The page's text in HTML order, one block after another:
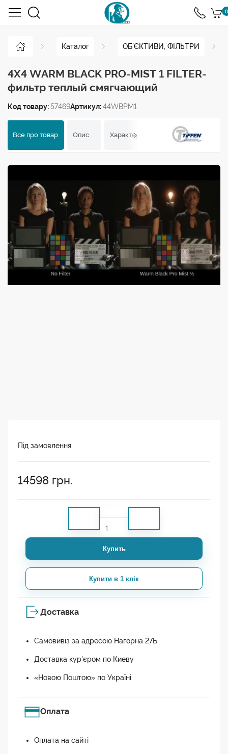
0
Каталог ОБ`ЄКТИВИ, ФІЛЬТРИ
4X4 WARM BLACK PRO-MIST 1 FILTER-
фильтр теплый смягчающий
Код товару: 57469Артикул:44WBPM1
Все про товар Опис Характеристики Відгуки
Під замовлення
14598 грн.
Купить
Купити в 1 клік
Доставка
Самовивіз за адресою Нагорна 27Б
Доставка кур'єром по Киеву
«Новою Поштою» по Україні
Оплата
Оплата на сайті